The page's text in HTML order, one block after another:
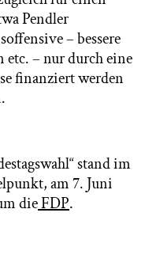
Pendler
– bessere
etc. – nur durch eine
finanziert werden
stand im
am 7. Juni
dieFDP.